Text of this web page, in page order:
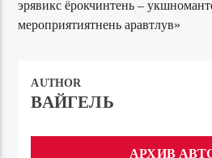
эрявикс ёрокчинтень –
мероприятиятнень аравтлув»
AUTHOR
ВАЙГЕЛЬ
АРХИВ